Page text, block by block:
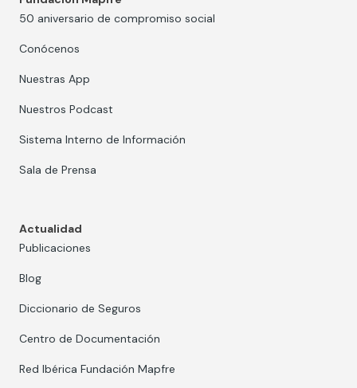
50 aniversario de compromiso social
Conócenos
Nuestras App
Nuestros Podcast
Sistema Interno de Información
Sala de Prensa
Actualidad
Publicaciones
Blog
Diccionario de Seguros
Centro de Documentación
Red Ibérica Fundación Mapfre